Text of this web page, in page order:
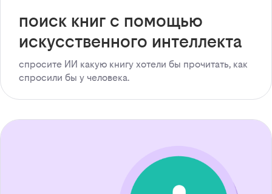
поиск книг с помощью
искусственного интеллекта
спросите ИИ какую книгу хотели бы прочитать, как
спросили бы у человека.